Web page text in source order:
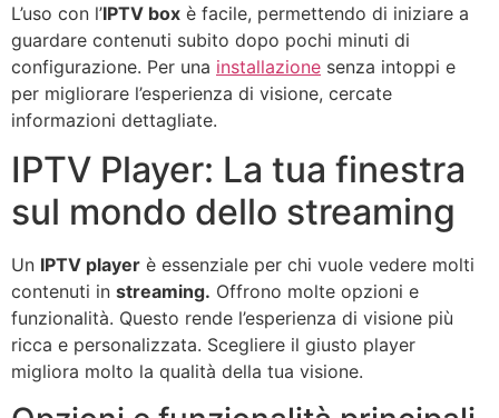
L’uso con l’IPTV box è facile, permettendo di iniziare a
guardare contenuti subito dopo pochi minuti di
configurazione. Per una installazione senza intoppi e
per migliorare l’esperienza di visione, cercate
informazioni dettagliate.
IPTV Player: La tua finestra
sul mondo dello streaming
Un IPTV player è essenziale per chi vuole vedere molti
contenuti in streaming. Offrono molte opzioni e
funzionalità. Questo rende l’esperienza di visione più
ricca e personalizzata. Scegliere il giusto player
migliora molto la qualità della tua visione.